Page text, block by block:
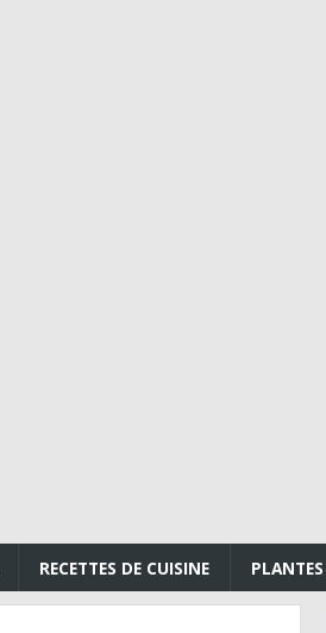
RECETTES DE CUISINE PLANTES